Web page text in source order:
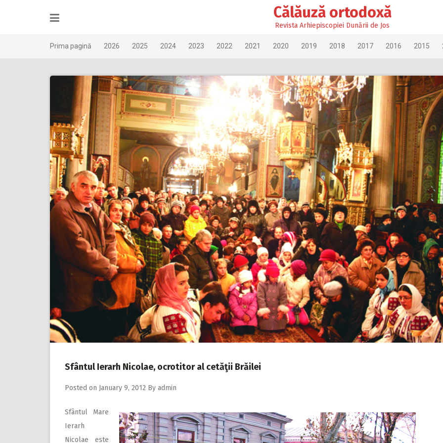
Călăuză ortodoxă
Revista Arhiepiscopiei Dunării de Jos
Prima pagină 2026 2025 2024 2023 2022 2021 2020 2019 2018 2017 2016 2015
Sfântul Ierarh Nicolae, ocrotitor al cetăţii Brăilei
Posted on January 9, 2012 By admin
Sfântul Mare
Ierarh
Nicolae este